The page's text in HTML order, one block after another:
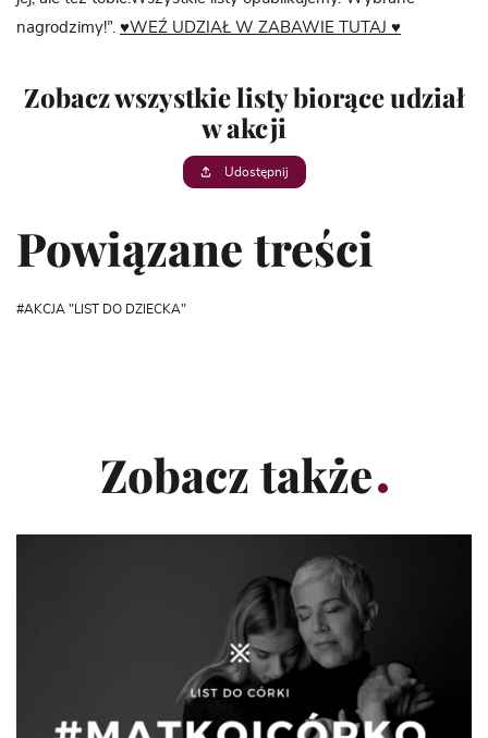
nagrodzimy!”. ♥WEŹ UDZIAŁ W ZABAWIE TUTAJ ♥
Zobacz wszystkie listy biorące udział
w akcji
Udostępnij
Powiązane treści
AKCJA "LIST DO DZIECKA"
Zobacz także